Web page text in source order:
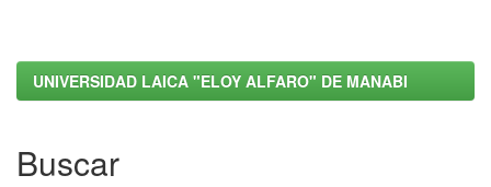
UNIVERSIDAD LAICA "ELOY ALFARO" DE MANABI
Buscar